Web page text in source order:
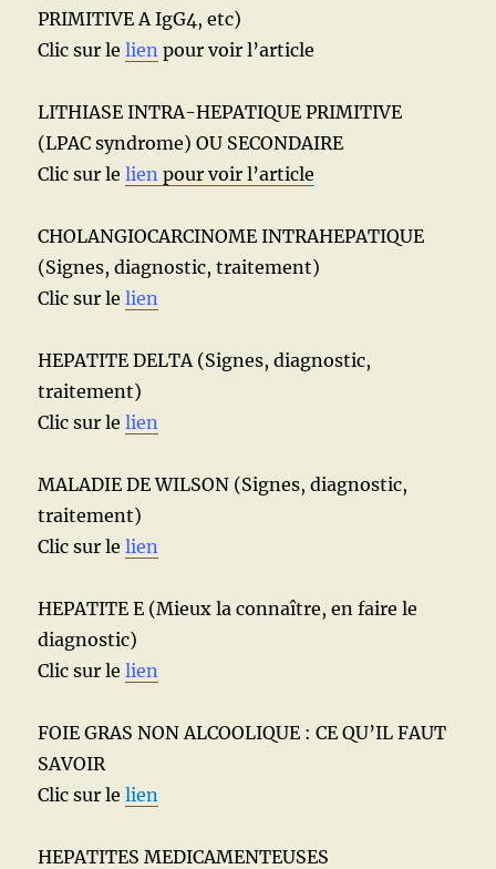
PRIMITIVE A IgG4, etc)
Clic sur lelien pour voir l’article
LITHIASE INTRA-HEPATIQUE PRIMITIVE
(LPAC syndrome) OU SECONDAIRE
Clic sur lelien pour voir l’article
CHOLANGIOCARCINOME INTRAHEPATIQUE
(Signes, diagnostic, traitement)
Clic sur lelien
HEPATITE DELTA (Signes, diagnostic,
traitement)
Clic sur lelien
MALADIE DE WILSON (Signes, diagnostic,
traitement)
Clic sur lelien
HEPATITE E (Mieux la connaître, en faire le
diagnostic)
Clic sur lelien
FOIE GRAS NON ALCOOLIQUE : CE QU’IL FAUT
SAVOIR
Clic sur lelien
HEPATITES MEDICAMENTEUSES